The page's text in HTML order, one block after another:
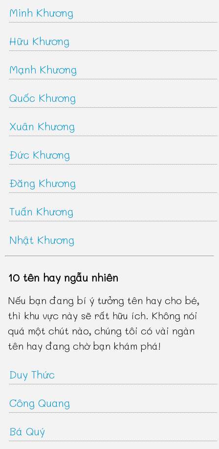
Minh Khương
Hữu Khương
Mạnh Khương
Quốc Khương
Xuân Khương
Đức Khương
Đăng Khương
Tuấn Khương
Nhật Khương
10 tên hay ngẫu nhiên
Nếu bạn đang bí ý tưởng tên hay cho bé,
thì khu vực này sẽ rất hữu ích. Không nói
quá một chút nào, chúng tôi có vài ngàn
tên hay đang chờ bạn khám phá!
Duy Thức
Công Quang
Bá Quý